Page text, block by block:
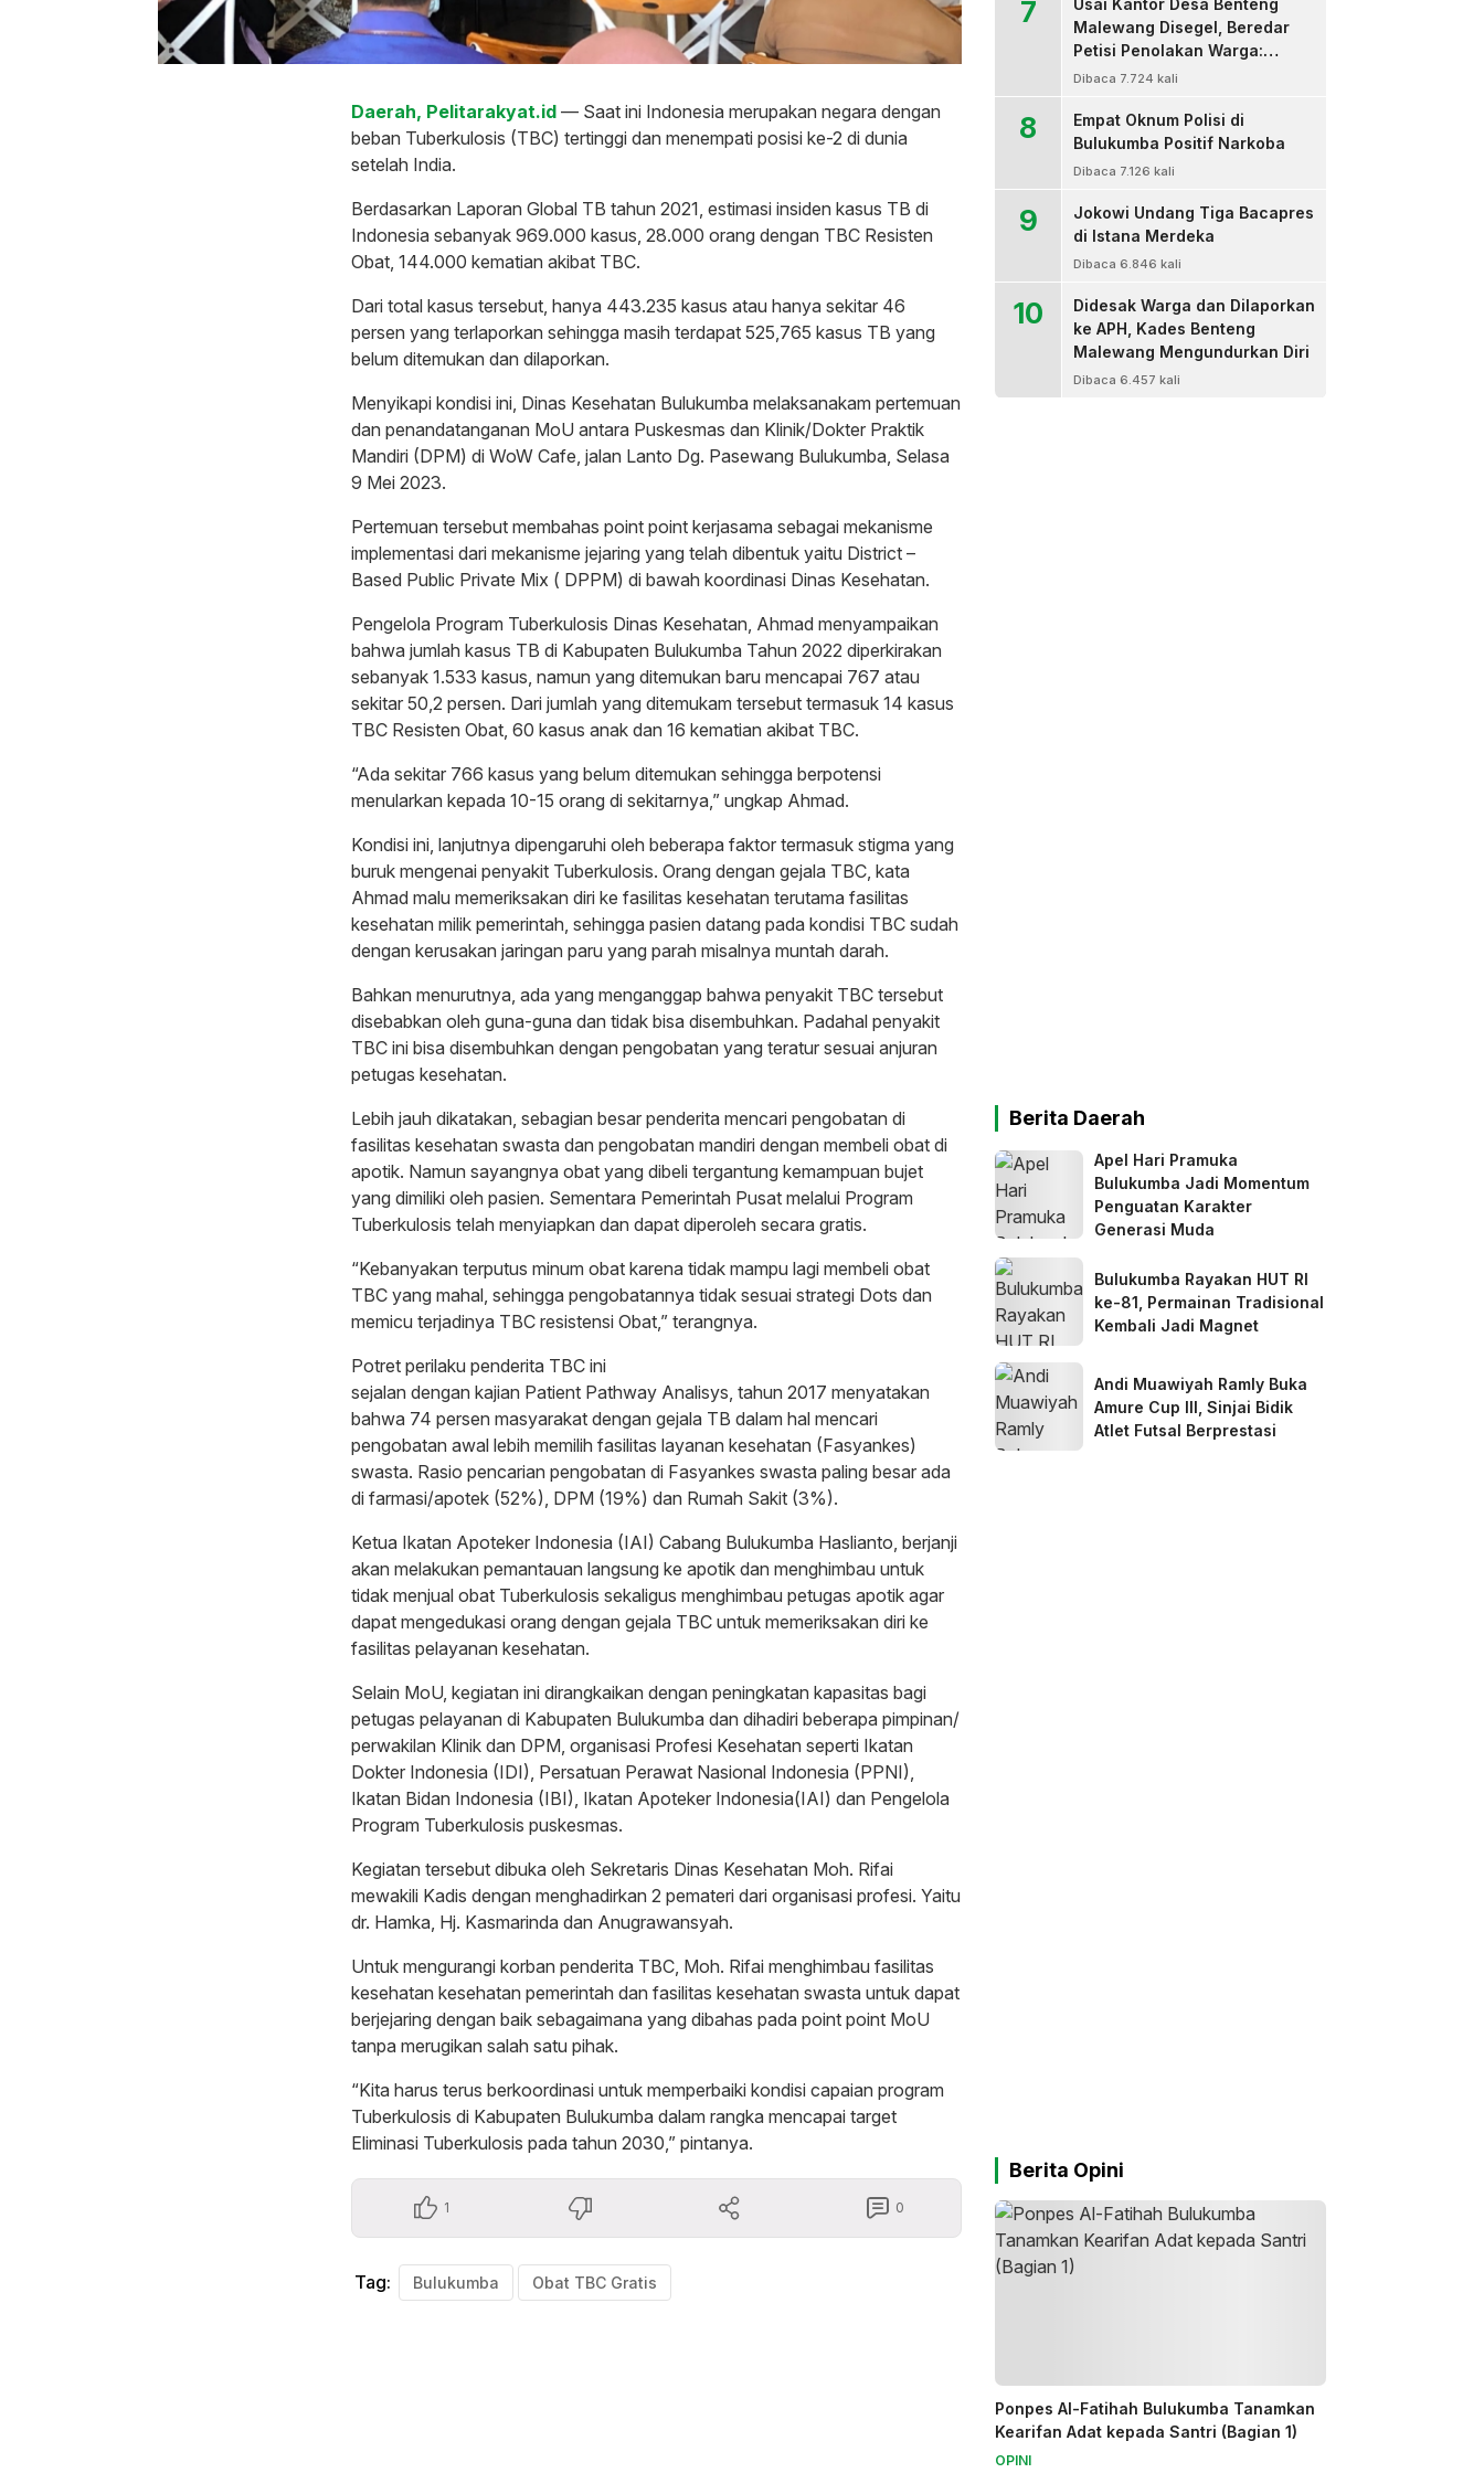
Daerah, Pelitarakyat.id — Saat ini Indonesia merupakan negara dengan
beban Tuberkulosis (TBC) tertinggi dan menempati posisi ke-2 di dunia
setelah India.
Berdasarkan Laporan Global TB tahun 2021, estimasi insiden kasus TB di
Indonesia sebanyak 969.000 kasus, 28.000 orang dengan TBC Resisten
Obat, 144.000 kematian akibat TBC.
Dari total kasus tersebut, hanya 443.235 kasus atau hanya sekitar 46
persen yang terlaporkan sehingga masih terdapat 525,765 kasus TB yang
belum ditemukan dan dilaporkan.
Menyikapi kondisi ini, Dinas Kesehatan Bulukumba melaksanakam pertemuan
dan penandatanganan MoU antara Puskesmas dan Klinik/Dokter Praktik
Mandiri (DPM) di WoW Cafe, jalan Lanto Dg. Pasewang Bulukumba, Selasa
9 Mei 2023.
Pertemuan tersebut membahas point point kerjasama sebagai mekanisme
implementasi dari mekanisme jejaring yang telah dibentuk yaitu District –
Based Public Private Mix ( DPPM) di bawah koordinasi Dinas Kesehatan.
Pengelola Program Tuberkulosis Dinas Kesehatan, Ahmad menyampaikan
bahwa jumlah kasus TB di Kabupaten Bulukumba Tahun 2022 diperkirakan
sebanyak 1.533 kasus, namun yang ditemukan baru mencapai 767 atau
sekitar 50,2 persen. Dari jumlah yang ditemukam tersebut termasuk 14 kasus
TBC Resisten Obat, 60 kasus anak dan 16 kematian akibat TBC.
“Ada sekitar 766 kasus yang belum ditemukan sehingga berpotensi
menularkan kepada 10-15 orang di sekitarnya,” ungkap Ahmad.
Kondisi ini, lanjutnya dipengaruhi oleh beberapa faktor termasuk stigma yang
buruk mengenai penyakit Tuberkulosis. Orang dengan gejala TBC, kata
Ahmad malu memeriksakan diri ke fasilitas kesehatan terutama fasilitas
kesehatan milik pemerintah, sehingga pasien datang pada kondisi TBC sudah
dengan kerusakan jaringan paru yang parah misalnya muntah darah.
Bahkan menurutnya, ada yang menganggap bahwa penyakit TBC tersebut
disebabkan oleh guna-guna dan tidak bisa disembuhkan. Padahal penyakit
TBC ini bisa disembuhkan dengan pengobatan yang teratur sesuai anjuran
petugas kesehatan.
Lebih jauh dikatakan, sebagian besar penderita mencari pengobatan di
fasilitas kesehatan swasta dan pengobatan mandiri dengan membeli obat di
apotik. Namun sayangnya obat yang dibeli tergantung kemampuan bujet
yang dimiliki oleh pasien. Sementara Pemerintah Pusat melalui Program
Tuberkulosis telah menyiapkan dan dapat diperoleh secara gratis.
“Kebanyakan terputus minum obat karena tidak mampu lagi membeli obat
TBC yang mahal, sehingga pengobatannya tidak sesuai strategi Dots dan
memicu terjadinya TBC resistensi Obat,” terangnya.
Potret perilaku penderita TBC ini
sejalan dengan kajian Patient Pathway Analisys, tahun 2017 menyatakan
bahwa 74 persen masyarakat dengan gejala TB dalam hal mencari
pengobatan awal lebih memilih fasilitas layanan kesehatan (Fasyankes)
swasta. Rasio pencarian pengobatan di Fasyankes swasta paling besar ada
di farmasi/apotek (52%), DPM (19%) dan Rumah Sakit (3%).
Ketua Ikatan Apoteker Indonesia (IAI) Cabang Bulukumba Haslianto, berjanji
akan melakukan pemantauan langsung ke apotik dan menghimbau untuk
tidak menjual obat Tuberkulosis sekaligus menghimbau petugas apotik agar
dapat mengedukasi orang dengan gejala TBC untuk memeriksakan diri ke
fasilitas pelayanan kesehatan.
Selain MoU, kegiatan ini dirangkaikan dengan peningkatan kapasitas bagi
petugas pelayanan di Kabupaten Bulukumba dan dihadiri beberapa pimpinan/
perwakilan Klinik dan DPM, organisasi Profesi Kesehatan seperti Ikatan
Dokter Indonesia (IDI), Persatuan Perawat Nasional Indonesia (PPNI),
Ikatan Bidan Indonesia (IBI), Ikatan Apoteker Indonesia(IAI) dan Pengelola
Program Tuberkulosis puskesmas.
Kegiatan tersebut dibuka oleh Sekretaris Dinas Kesehatan Moh. Rifai
mewakili Kadis dengan menghadirkan 2 pemateri dari organisasi profesi. Yaitu
dr. Hamka, Hj. Kasmarinda dan Anugrawansyah.
Untuk mengurangi korban penderita TBC, Moh. Rifai menghimbau fasilitas
kesehatan kesehatan pemerintah dan fasilitas kesehatan swasta untuk dapat
berjejaring dengan baik sebagaimana yang dibahas pada point point MoU
tanpa merugikan salah satu pihak.
“Kita harus terus berkoordinasi untuk memperbaiki kondisi capaian program
Tuberkulosis di Kabupaten Bulukumba dalam rangka mencapai target
Eliminasi Tuberkulosis pada tahun 2030,” pintanya.
1 0
Tag: Bulukumba Obat TBC Gratis
7
Usai Kantor Desa Benteng
Malewang Disegel, Beredar
Petisi Penolakan Warga:
Sekretaris Hingga BPD Turut
Dibaca 7.724 kali
8
Empat Oknum Polisi di
Bulukumba Positif Narkoba
Dibaca 7.126 kali
9
Jokowi Undang Tiga Bacapres
di Istana Merdeka
Dibaca 6.846 kali
10
Didesak Warga dan Dilaporkan
ke APH, Kades Benteng
Malewang Mengundurkan Diri
Dibaca 6.457 kali
Berita Daerah
Apel Hari Pramuka
Bulukumba Jadi Momentum
Penguatan Karakter
Generasi Muda
Bulukumba Rayakan HUT RI
ke-81, Permainan Tradisional
Kembali Jadi Magnet
Andi Muawiyah Ramly Buka
Amure Cup III, Sinjai Bidik
Atlet Futsal Berprestasi
Berita Opini
Ponpes Al-Fatihah Bulukumba Tanamkan
Kearifan Adat kepada Santri (Bagian 1)
OPINI